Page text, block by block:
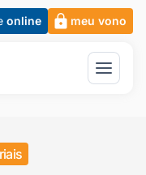
online meu vono